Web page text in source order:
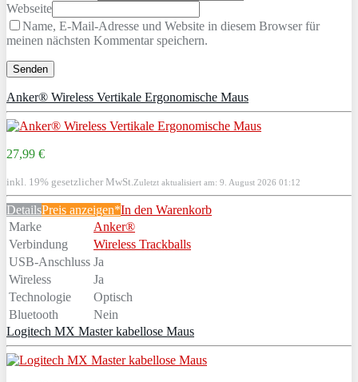
Webseite
Name, E-Mail-Adresse und Website in diesem Browser für
meinen nächsten Kommentar speichern.
Anker® Wireless Vertikale Ergonomische Maus
27,99 €
inkl. 19% gesetzlicher MwSt.Zuletzt aktualisiert am: 9. August 2026 01:12
DetailsPreis anzeigen*In den Warenkorb
Marke
Anker®
Verbindung
Wireless Trackballs
USB-Anschluss Ja
Wireless
Ja
Technologie
Optisch
Bluetooth
Nein
Logitech MX Master kabellose Maus